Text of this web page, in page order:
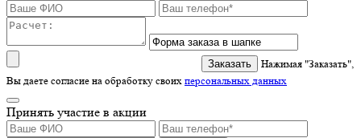
Нажимая "Заказать",
Вы даете согласие на обработку своих персональных данных
Принять участие в акции